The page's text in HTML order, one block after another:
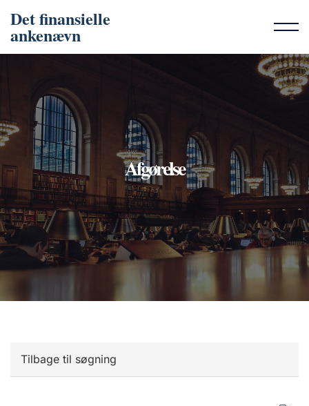
Det finansielle
ankenævn
Afgørelse
Tilbage til søgning